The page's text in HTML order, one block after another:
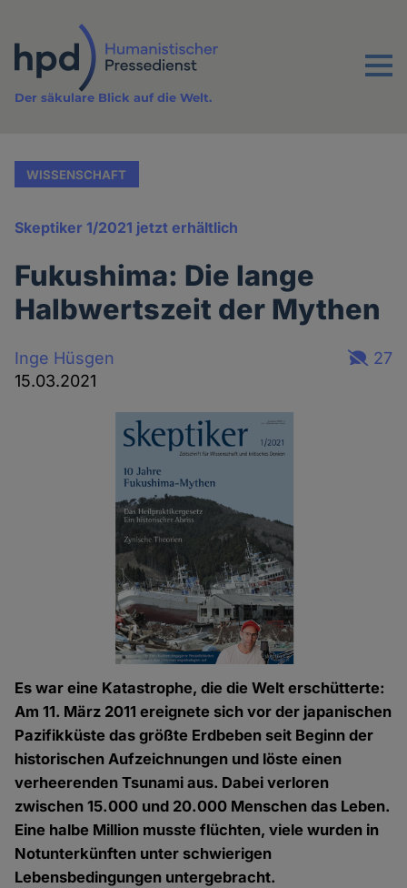
Inhalt
Menu
Der säkulare Blick auf die Welt.
WISSENSCHAFT
Skeptiker 1/2021 jetzt erhältlich
Fukushima: Die lange
Halbwertszeit der Mythen
Inge Hüsgen
15.03.2021
27
Es war eine Katastrophe, die die Welt erschütterte:
Am 11. März 2011 ereignete sich vor der japanischen
Pazifikküste das größte Erdbeben seit Beginn der
historischen Aufzeichnungen und löste einen
verheerenden Tsunami aus. Dabei verloren
zwischen 15.000 und 20.000 Menschen das Leben.
Eine halbe Million musste flüchten, viele wurden in
Notunterkünften unter schwierigen
Lebensbedingungen untergebracht.